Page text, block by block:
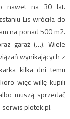
nawet na 30 lat.
Lis wróciła do
na ponad 500 m2.
garaż (…). Wiele
wynikających z
kilka dni temu
więc willę kupili
muszą sprzedać
serwis plotek.pl.